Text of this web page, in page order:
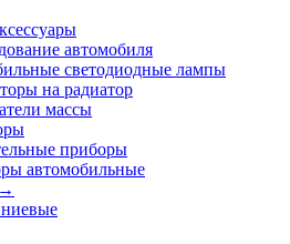
автомобиля
светодиодные лампы
на радиатор
массы
приборы
автомобильные
→